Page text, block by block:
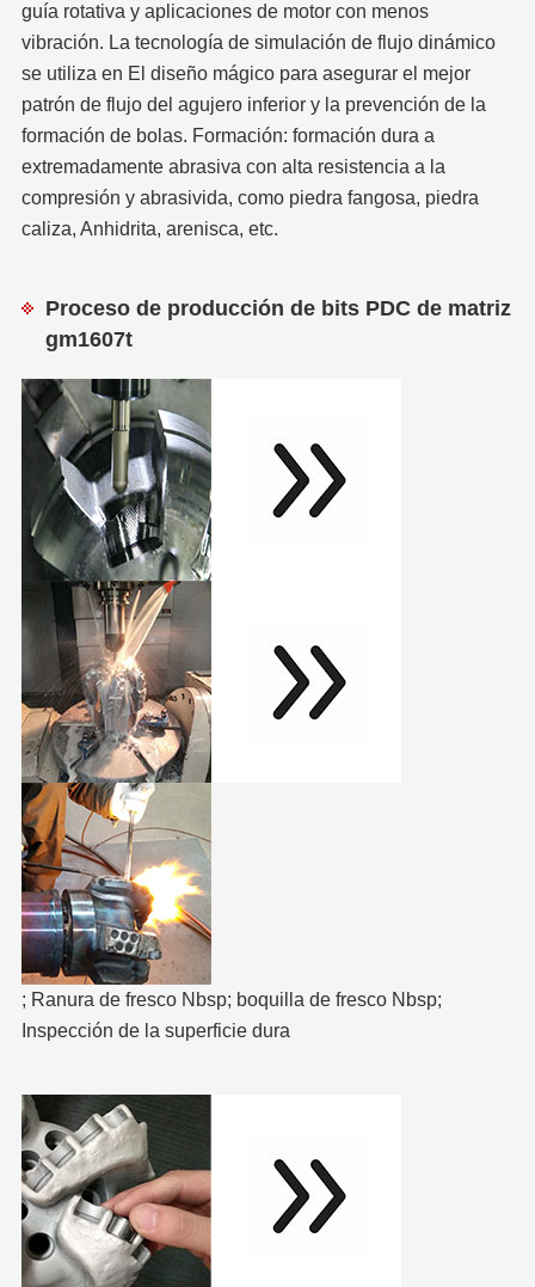
guía rotativa y aplicaciones de motor con menos
vibración. La tecnología de simulación de flujo dinámico
se utiliza en El diseño mágico para asegurar el mejor
patrón de flujo del agujero inferior y la prevención de la
formación de bolas. Formación: formación dura a
extremadamente abrasiva con alta resistencia a la
compresión y abrasivida, como piedra fangosa, piedra
caliza, Anhidrita, arenisca, etc.
Proceso de producción de bits PDC de matriz
gm1607t
; Ranura de fresco Nbsp; boquilla de fresco Nbsp;
Inspección de la superficie dura